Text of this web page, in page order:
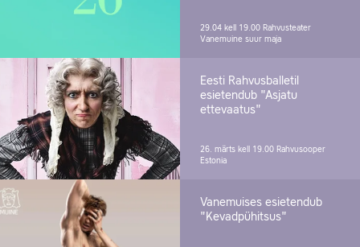
29.04 kell 19.00 Rahvusteater
Vanemuine suur maja
Eesti Rahvusballetil
esietendub "Asjatu
ettevaatus"
26. märts kell 19.00 Rahvusooper
Estonia
Vanemuises esietendub
"Kevadpühitsus"